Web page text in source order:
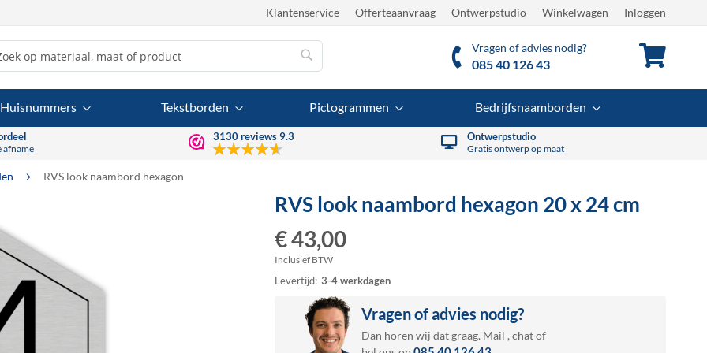
Klantenservice Offerteaanvraag Ontwerpstudio Winkelwagen Inloggen
Vragen of advies nodig?
085 40 126 43
Huisnummers Tekstborden Pictogrammen Bedrijfsnaamborden
afname
3130reviews9.3 Ontwerpstudio
Gratis ontwerp op maat
RVS look naambord hexagon
RVS look naambord hexagon 20 x 24 cm
€ 43,00
Inclusief BTW
Levertijd: 3-4 werkdagen
Vragen of advies nodig?
Dan horen wij dat graag. Mail , chatof